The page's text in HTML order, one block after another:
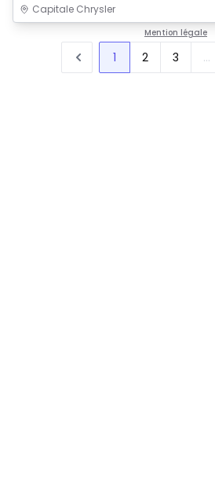
Capitale Chrysler
Mention légale
1 2 3 ...